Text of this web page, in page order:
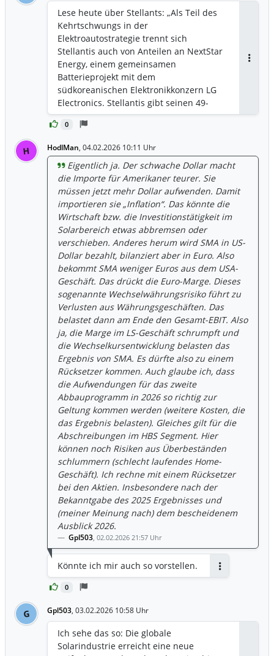
0
Lese heute über Stellants: „Als Teil des
Kehrtschwungs in der
Elektroautostrategie trennt sich
Stellantis auch von Anteilen an NextStar
Energy, einem gemeinsamen
Batterieprojekt mit dem
südkoreanischen Elektronikkonzern LG
Electronics. Stellantis gibt seinen 49-
Prozent-Anteil an LG ab. Noch 2022 hatte
Stellantis in Aussicht gestellt, zusammen
Dollar (3,1 Mrd Euro) in eine
Batteriefabrik in Windsor im
kanadischen Bundesstaat Ontario
stecken zu wollen.“ Zudem haben die
US-Hersteller ihre Ambitionen ebenfalls
stark gedrosselt oder gar eingestellt. Das
dürfte Kapazitäten bei den
Batterieherstellern freiräumen. Dies
könnte zu niedrigeren Preisen im PV-
Speichergeschäft führen
(Kapazitätsauslastung). Davon könnten
die Solarunternehmen ggf. profitieren
(Margenverbesserung). Das könnte SMA
in Q4/2026 und 2027 evtl. helfen. Mal
sehen.
H HodlMan, 04.02.2026 10:11 Uhr
0
Eigentlich ja. Der schwache Dollar macht
die Importe für Amerikaner teurer. Sie
müssen jetzt mehr Dollar aufwenden. Damit
importieren sie „Inflation“. Das könnte die
Wirtschaft bzw. die Investitionstätigkeit im
Solarbereich etwas abbremsen oder
verschieben. Anderes herum wird SMA in US-
Dollar bezahlt, bilanziert aber in Euro. Also
bekommt SMA weniger Euros aus dem USA-
Geschäft. Das drückt die Euro-Marge. Dieses
sogenannte Wechselwährungsrisiko führt zu
Verlusten aus Währungsgeschäften. Das
belastet dann am Ende den Gesamt-EBIT. Also
ja, die Marge im LS-Geschäft schrumpft und
die Wechselkursentwicklung belasten das
Ergebnis von SMA. Es dürfte also zu einem
Rücksetzer kommen. Auch glaube ich, dass
die Aufwendungen für das zweite
Abbauprogramm in 2026 so richtig zur
Geltung kommen werden (weitere Kosten, die
das Ergebnis belasten). Gleiches gilt für die
Abschreibungen im HBS Segment. Hier
können noch Risiken aus Überbeständen
schlummern (schlecht laufendes Home-
Geschäft). Ich rechne mit einem Rücksetzer
bei den Aktien. Insbesondere nach der
Bekanntgabe des 2025 Ergebnisses und
(meiner Meinung nach) dem bescheidenem
Ausblick 2026.
Gpl503, 02.02.2026 21:57 Uhr
Könnte ich mir auch so vorstellen.
G Gpl503, 03.02.2026 10:58 Uhr
Ich sehe das so: Die globale
Solarindustrie erreicht eine neue